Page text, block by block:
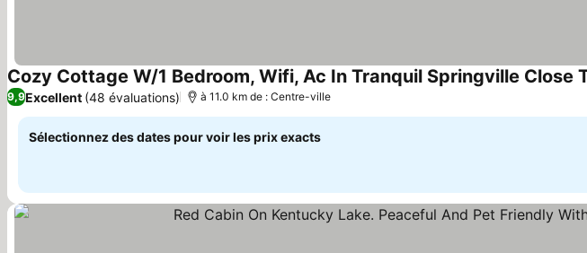
Cozy Cottage W/1 Bedroom, Wifi, Ac In Tranquil Springville Close
9,9Excellent (48 évaluations) à 11.0 km de : Centre-ville
Sélectionnez des dates pour voir les prix exacts